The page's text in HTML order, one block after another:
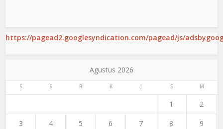
https://pagead2.googlesyndication.com/pagead/js/
Agustus 2026
S S R K J S M
1 2
3 4 5 6 7 8 9